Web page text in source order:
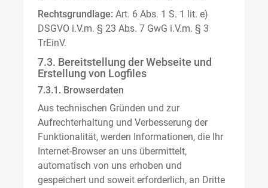
Rechtsgrundlage: Art. 6 Abs. 1 S. 1 lit. e)
DSGVO i.V.m. § 23 Abs. 7 GwG i.V.m. § 3
TrEinV.
7.3. Bereitstellung der Webseite und
Erstellung von Logfiles
7.3.1. Browserdaten
Aus technischen Gründen und zur
Aufrechterhaltung und Verbesserung der
Funktionalität, werden Informationen, die Ihr
Internet-Browser an uns übermittelt,
automatisch von uns erhoben und
gespeichert und soweit erforderlich, an Dritte